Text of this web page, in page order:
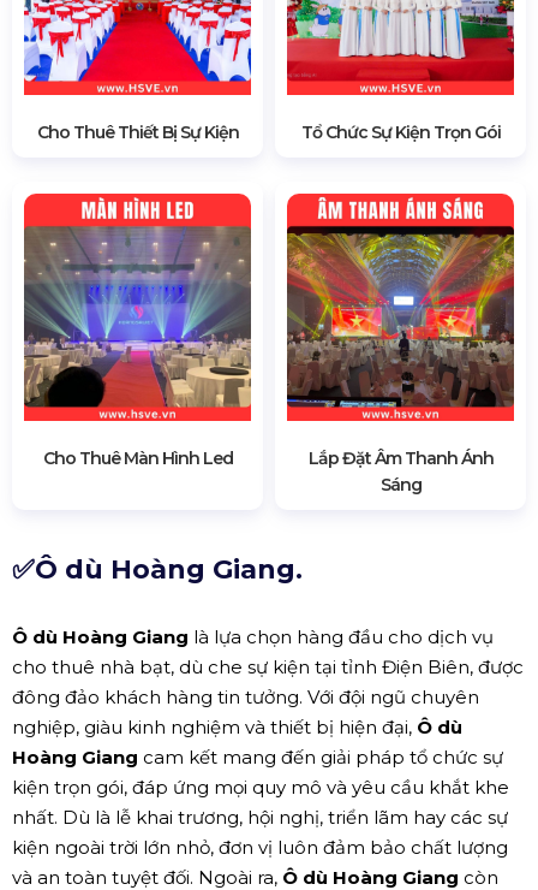
Cho Thuê Thiết Bị Sự Kiện Tổ Chức Sự Kiện Trọn Gói
Cho Thuê Màn Hình Led
Lắp Đặt Âm Thanh Ánh
Sáng
✅Ô dù Hoàng Giang.
Ô dù Hoàng Giang là lựa chọn hàng đầu cho dịch vụ
cho thuê nhà bạt, dù che sự kiện tại tỉnh Điện Biên, được
đông đảo khách hàng tin tưởng. Với đội ngũ chuyên
nghiệp, giàu kinh nghiệm và thiết bị hiện đại, Ô dù
Hoàng Giang cam kết mang đến giải pháp tổ chức sự
kiện trọn gói, đáp ứng mọi quy mô và yêu cầu khắt khe
nhất. Dù là lễ khai trương, hội nghị, triển lãm hay các sự
kiện ngoài trời lớn nhỏ, đơn vị luôn đảm bảo chất lượng
và an toàn tuyệt đối. Ngoài ra, Ô dù Hoàng Giang còn